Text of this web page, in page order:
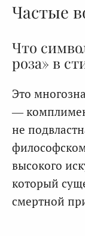
Частые
Что
роза» в
Это
—
не
высокого
который
смертной